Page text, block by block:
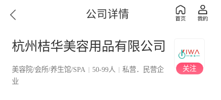
公司详情
杭州桔华美容用品有限公司
美容院/会所/养生馆/SPA | 50-99人 | 私营．民营企
业
关注